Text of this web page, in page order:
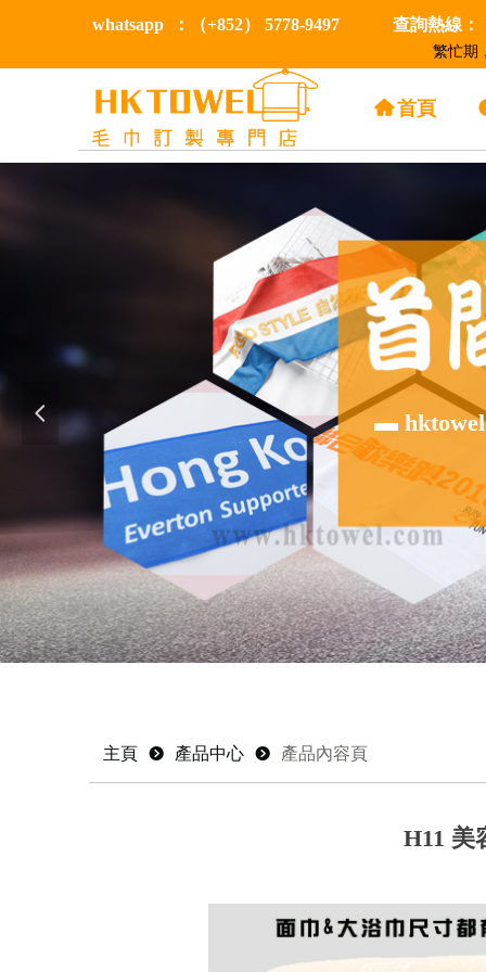
whatsapp ：（+852） 5778-9497 查詢熱線
繁忙期
▬ hktowel
넳
낀首頁
H11 美
主頁 뀹 產品中心 뀹 產品內容頁